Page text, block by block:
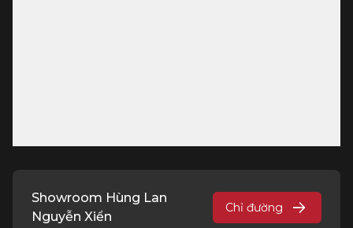
Showroom Hùng Lan
Nguyễn Xiển
Chỉ đường